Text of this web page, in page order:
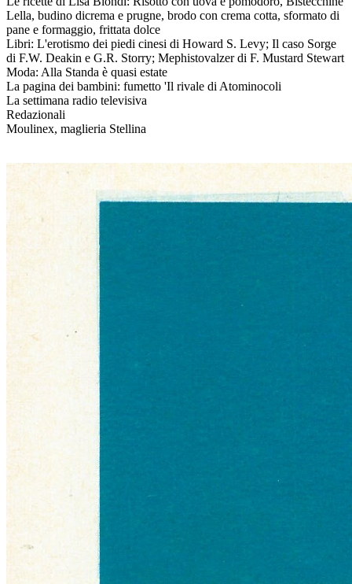
Lella, budino dicrema e prugne, brodo con crema cotta, sformato di
pane e formaggio, frittata dolce
Libri: L'erotismo dei piedi cinesi di Howard S. Levy; Il caso Sorge
di F.W. Deakin e G.R. Storry; Mephistovalzer di F. Mustard Stewart
Moda: Alla Standa è quasi estate
La pagina dei bambini: fumetto 'Il rivale di Atominocoli
La settimana radio televisiva
Redazionali
Moulinex, maglieria Stellina